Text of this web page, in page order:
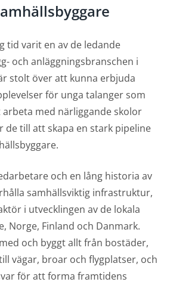
tid varit en av de ledande
och anläggningsbranschen i
stolt över att kunna erbjuda
för unga talanger som
arbeta med närliggande skolor
de till att skapa en stark pipeline
och en lång historia av
samhällsviktig infrastruktur,
i utvecklingen av de lokala
Norge, Finland och Danmark.
och byggt allt från bostäder,
vägar, broar och flygplatser, och
för att forma framtidens